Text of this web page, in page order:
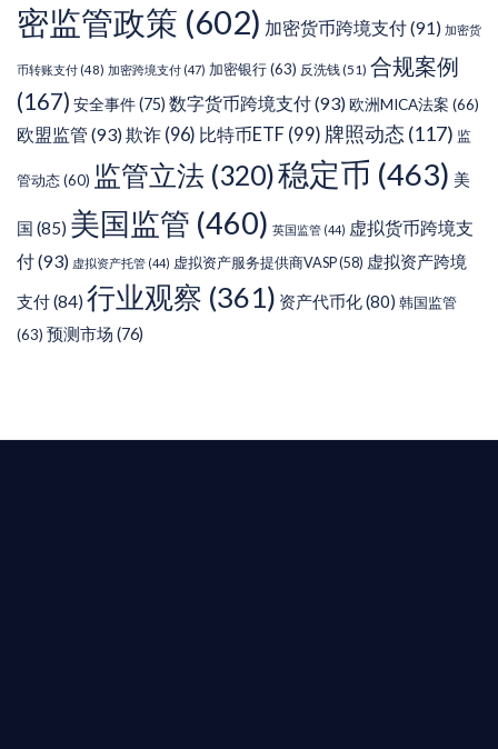
密监管政策 (602) 加密货币跨境支付(91) 加密货
币转账支付 (48) 加密跨境支付 (47) 加密银行(63) 反洗钱(51) 合规案例
(167) 安全事件(75) 数字货币跨境支付(93)欧洲MICA法案 (66)
欧盟监管 (93)欺诈 (96) 比特币ETF (99) 牌照动态 (117) 监
管动态(60) 监管立法 (320)稳定币 (463) 美
国 (85) 美国监管 (460) 英国监管 (44) 虚拟货币跨境支
付(93) 虚拟资产托管 (44) 虚拟资产服务提供商VASP(58) 虚拟资产跨境
支付(84) 行业观察 (361) 资产代币化 (80) 韩国监管
(63) 预测市场 (76)